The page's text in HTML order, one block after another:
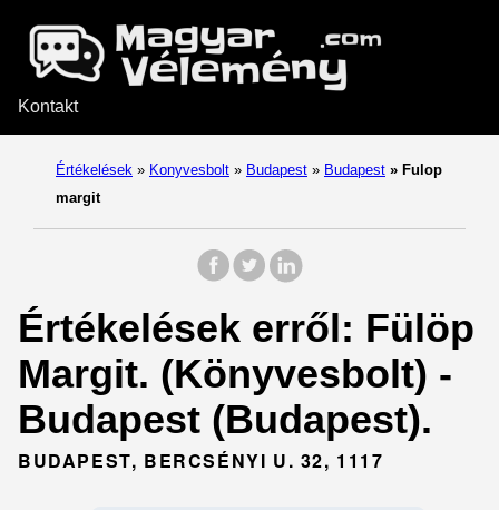
Kontakt
Értékelések » Konyvesbolt » Budapest » Budapest » Fulop
margit
Értékelések erről: Fülöp
Margit. (Könyvesbolt) -
Budapest (Budapest).
BUDAPEST, BERCSÉNYI U. 32, 1117